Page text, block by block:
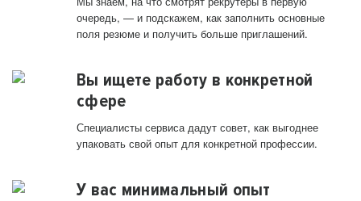
очередь, — и подскажем, как заполнить основные
поля резюме и получить больше приглашений.
Вы ищете работу в конкретной
сфере
Специалисты сервиса дадут совет, как выгоднее
упаковать свой опыт для конкретной профессии.
У вас минимальный опыт